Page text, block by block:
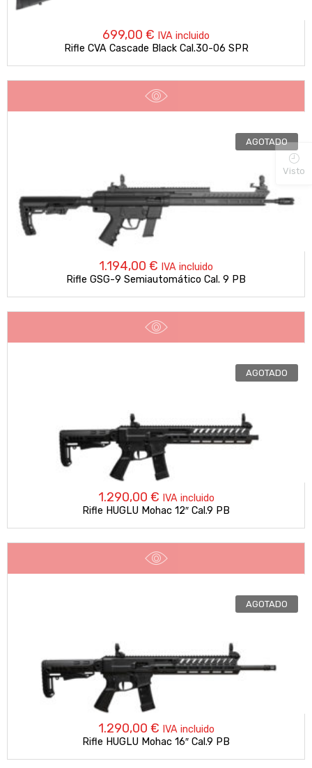
699,00 € IVA incluido
Rifle CVA Cascade Black Cal.30-06 SPR
AGOTADO
1.194,00 € IVA incluido
Rifle GSG-9 Semiautomático Cal. 9 PB
AGOTADO
1.290,00 € IVA incluido
Rifle HUGLU Mohac 12″ Cal.9 PB
AGOTADO
1.290,00 € IVA incluido
Rifle HUGLU Mohac 16″ Cal.9 PB
Visto